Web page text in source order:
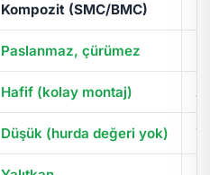
Kompozit (SMC/BMC)
Paslanmaz, çürümez
Hafif (kolay montaj)
Düşük (hurda değeri yok)